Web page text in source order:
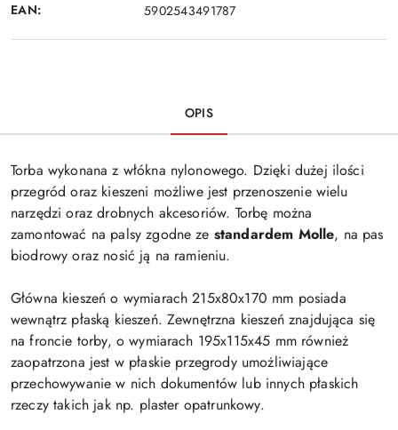
EAN: 5902543491787
OPIS
Torba wykonana z włókna nylonowego. Dzięki dużej ilości
przegród oraz kieszeni możliwe jest przenoszenie wielu
narzędzi oraz drobnych akcesoriów. Torbę można
zamontować na palsy zgodne ze standardem Molle, na pas
biodrowy oraz nosić ją na ramieniu.
Główna kieszeń o wymiarach 215x80x170 mm posiada
wewnątrz płaską kieszeń. Zewnętrzna kieszeń znajdująca się
na froncie torby, o wymiarach 195x115x45 mm również
zaopatrzona jest w płaskie przegrody umożliwiające
przechowywanie w nich dokumentów lub innych płaskich
rzeczy takich jak np. plaster opatrunkowy.